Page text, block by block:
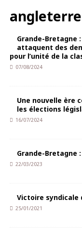
angleterre
Grande-Bretagne
attaquent des
pour l’unité de la
07/08/2024
Une nouvelle ère
les élections
16/07/2024
Grande-Bretagne
22/03/2023
Victoire syndicale
25/01/2021